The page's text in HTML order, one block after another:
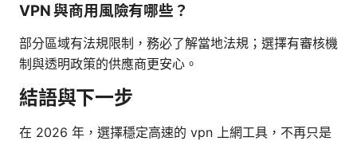
VPN 與商用風險有哪些？
部分區域有法規限制，務必了解當地法規；選擇有審核機
制與透明政策的供應商更安心。
結語與下一步
在 2026 年，選擇穩定高速的 vpn 上網工具，不再只是